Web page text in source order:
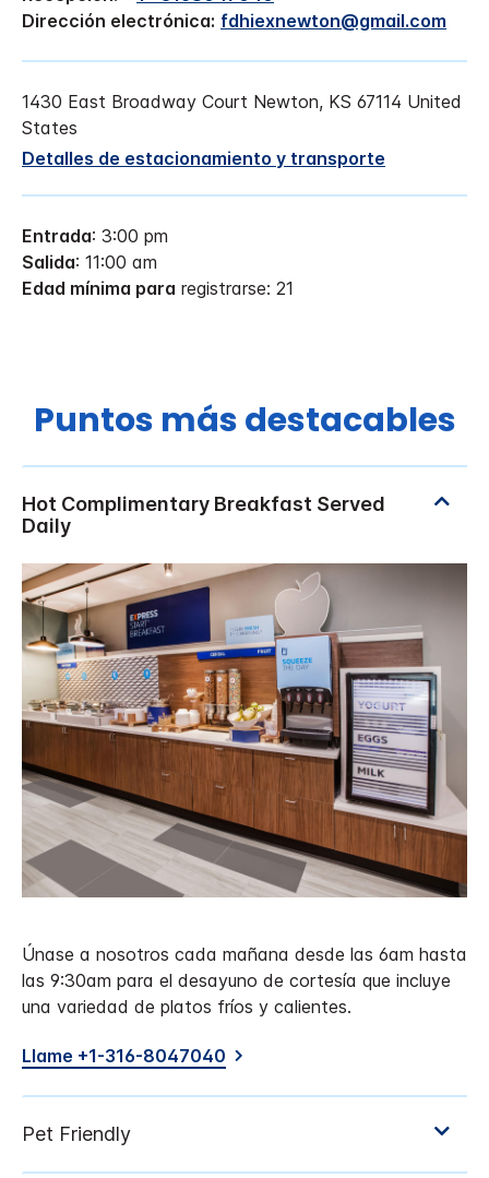
Dirección electrónica: fdhiexnewton@gmail.com
1430 East Broadway Court Newton, KS 67114 United
States
Detalles de estacionamiento y transporte
Entrada: 3:00 pm
Salida: 11:00 am
Edad mínima para registrarse: 21
Puntos más destacables
Únase a nosotros cada mañana desde las 6am hasta
las 9:30am para el desayuno de cortesía que incluye
una variedad de platos fríos y calientes.
Llame +1-316-8047040